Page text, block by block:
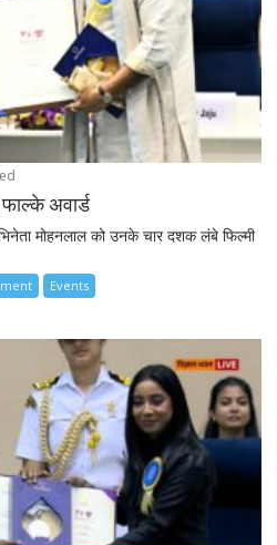
फाल्के अवार्ड
मोहनलाल को उनके चार दशक लंबे फिल्मी
Events